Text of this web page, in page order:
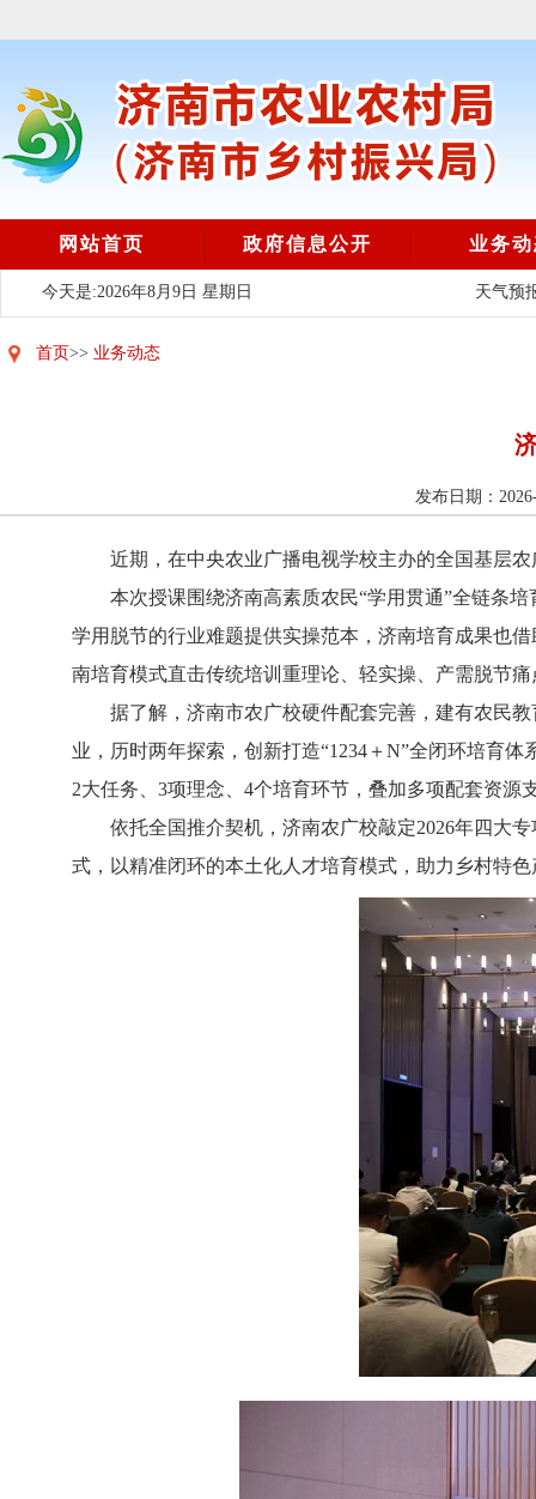
网站首页 政府信息公开 业务
今天是:2026年8月9日 星期日 天气预
首页>> 业务动态
发布日期：
近期，在中央农业广播电视学校主办的全国基层
本次授课围绕济南高素质农民“学用贯通”全链条
学用脱节的行业难题提供实操范本，济南培育成果也
南培育模式直击传统培训重理论、轻实操、产需脱节
据了解，济南市农广校硬件配套完善，建有农民
业，历时两年探索，创新打造“1234＋N”全闭环培育
2大任务、3项理念、4个培育环节，叠加多项配套资
依托全国推介契机，济南农广校敲定2026年四大
式，以精准闭环的本土化人才培育模式，助力乡村特